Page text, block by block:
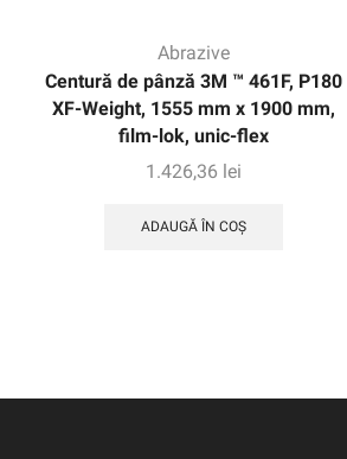
Abrazive
Centură de pânză 3M ™ 461F, P180
XF-Weight, 1555 mm x 1900 mm,
film-lok, unic-flex
1.426,36 lei
ADAUGĂ ÎN COȘ